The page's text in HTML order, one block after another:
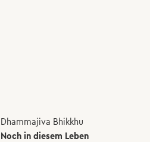
Dhammajiva Bhikkhu
Noch in diesem Leben